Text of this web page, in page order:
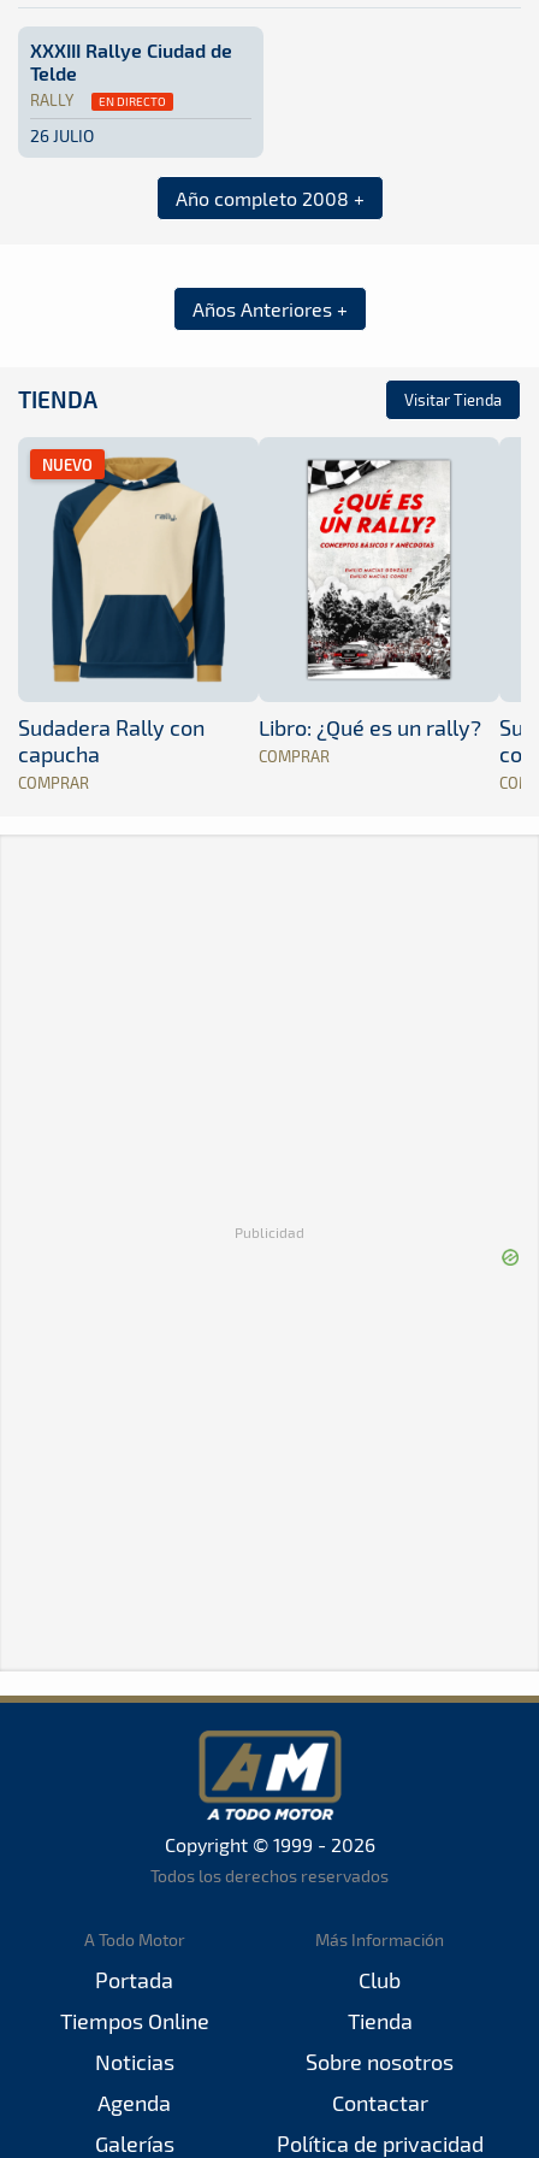
XXXIII Rallye Ciudad de
Telde
RALLY EN DIRECTO
26 JULIO
Rally · XXXIII Rallye Ciudad de Telde: Aquí podrás
Gran Canaria Gran Canaria
Año completo 2008 +
Años Anteriores +
TIENDA Visitar Tienda
NUEVO
Sudadera Rally con
capucha
COMPRAR
Libro: ¿Qué es un rally?
COMPRAR
Publicidad
Copyright © 1999 - 2026
Todos los derechos reservados
A Todo Motor
Portada
Tiempos Online
Noticias
Agenda
Galerías
Más Información
Club
Tienda
Sobre nosotros
Contactar
Política de privacidad